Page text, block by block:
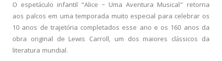
O espetáculo infantil “Alice – Uma Aventura Musical” retorna
aos palcos em uma temporada muito especial para celebrar os
10 anos de trajetória completados esse ano e os 160 anos da
obra original de Lewis Carroll, um dos maiores clássicos da
literatura mundial.